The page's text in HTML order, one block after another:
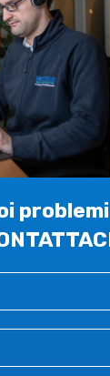
problemi